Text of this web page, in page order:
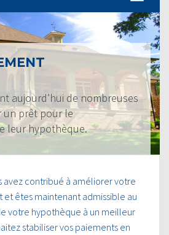
aujourd’hui de nombreuses
un prêt pour le
leur hypothèque.
avez contribué à améliorer votre
êtes maintenant admissible au
votre hypothèque à un meilleur
stabiliser vos paiements en